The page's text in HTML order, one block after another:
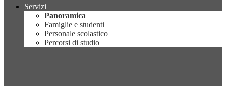
Servizi
Panoramica
Famiglie e studenti
Personale scolastico
Percorsi di studio